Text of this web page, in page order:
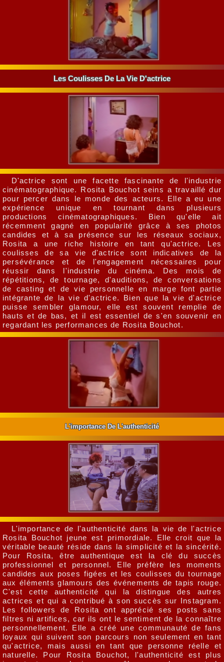
Les Coulisses De La Vie D'actrice
D'actrice sont une facette fascinante de l'industrie
cinématographique. Rosita Bouchot seins a travaillé dur
pour percer dans le monde des acteurs. Elle a eu une
expérience unique en tournant dans plusieurs
productions cinématographiques. Bien qu'elle ait
récemment gagné en popularité grâce à ses photos
candides et à sa présence sur les réseaux sociaux,
Rosita a une riche histoire en tant qu'actrice. Les
coulisses de sa vie d'actrice sont indicatives de la
persévérance et de l'engagement nécessaires pour
réussir dans l'industrie du cinéma. Des mois de
répétitions, de tournage, d'auditions, de conversations
de casting et de vie personnelle en marge font partie
intégrante de la vie d'actrice. Bien que la vie d'actrice
puisse sembler glamour, elle est souvent remplie de
hauts et de bas, et il est essentiel de s'en souvenir en
regardant les performances de Rosita Bouchot.
L'importance De L'authenticité
L'importance de l'authenticité dans la vie de l'actrice
Rosita Bouchot jeune est primordiale. Elle croit que la
véritable beauté réside dans la simplicité et la sincérité.
Pour Rosita, être authentique est la clé du succès
professionnel et personnel. Elle préfère les moments
candides aux poses figées et les coulisses du tournage
aux éléments glamours des événements de tapis rouge.
C'est cette authenticité qui la distingue des autres
actrices et qui a contribué à son succès sur Instagram.
Les followers de Rosita ont apprécié ses posts sans
filtres ni artifices, car ils ont le sentiment de la connaître
personnellement. Elle a créé une communauté de fans
loyaux qui suivent son parcours non seulement en tant
qu'actrice, mais aussi en tant que personne réelle et
naturelle. Pour Rosita Bouchot, l'authenticité est plus